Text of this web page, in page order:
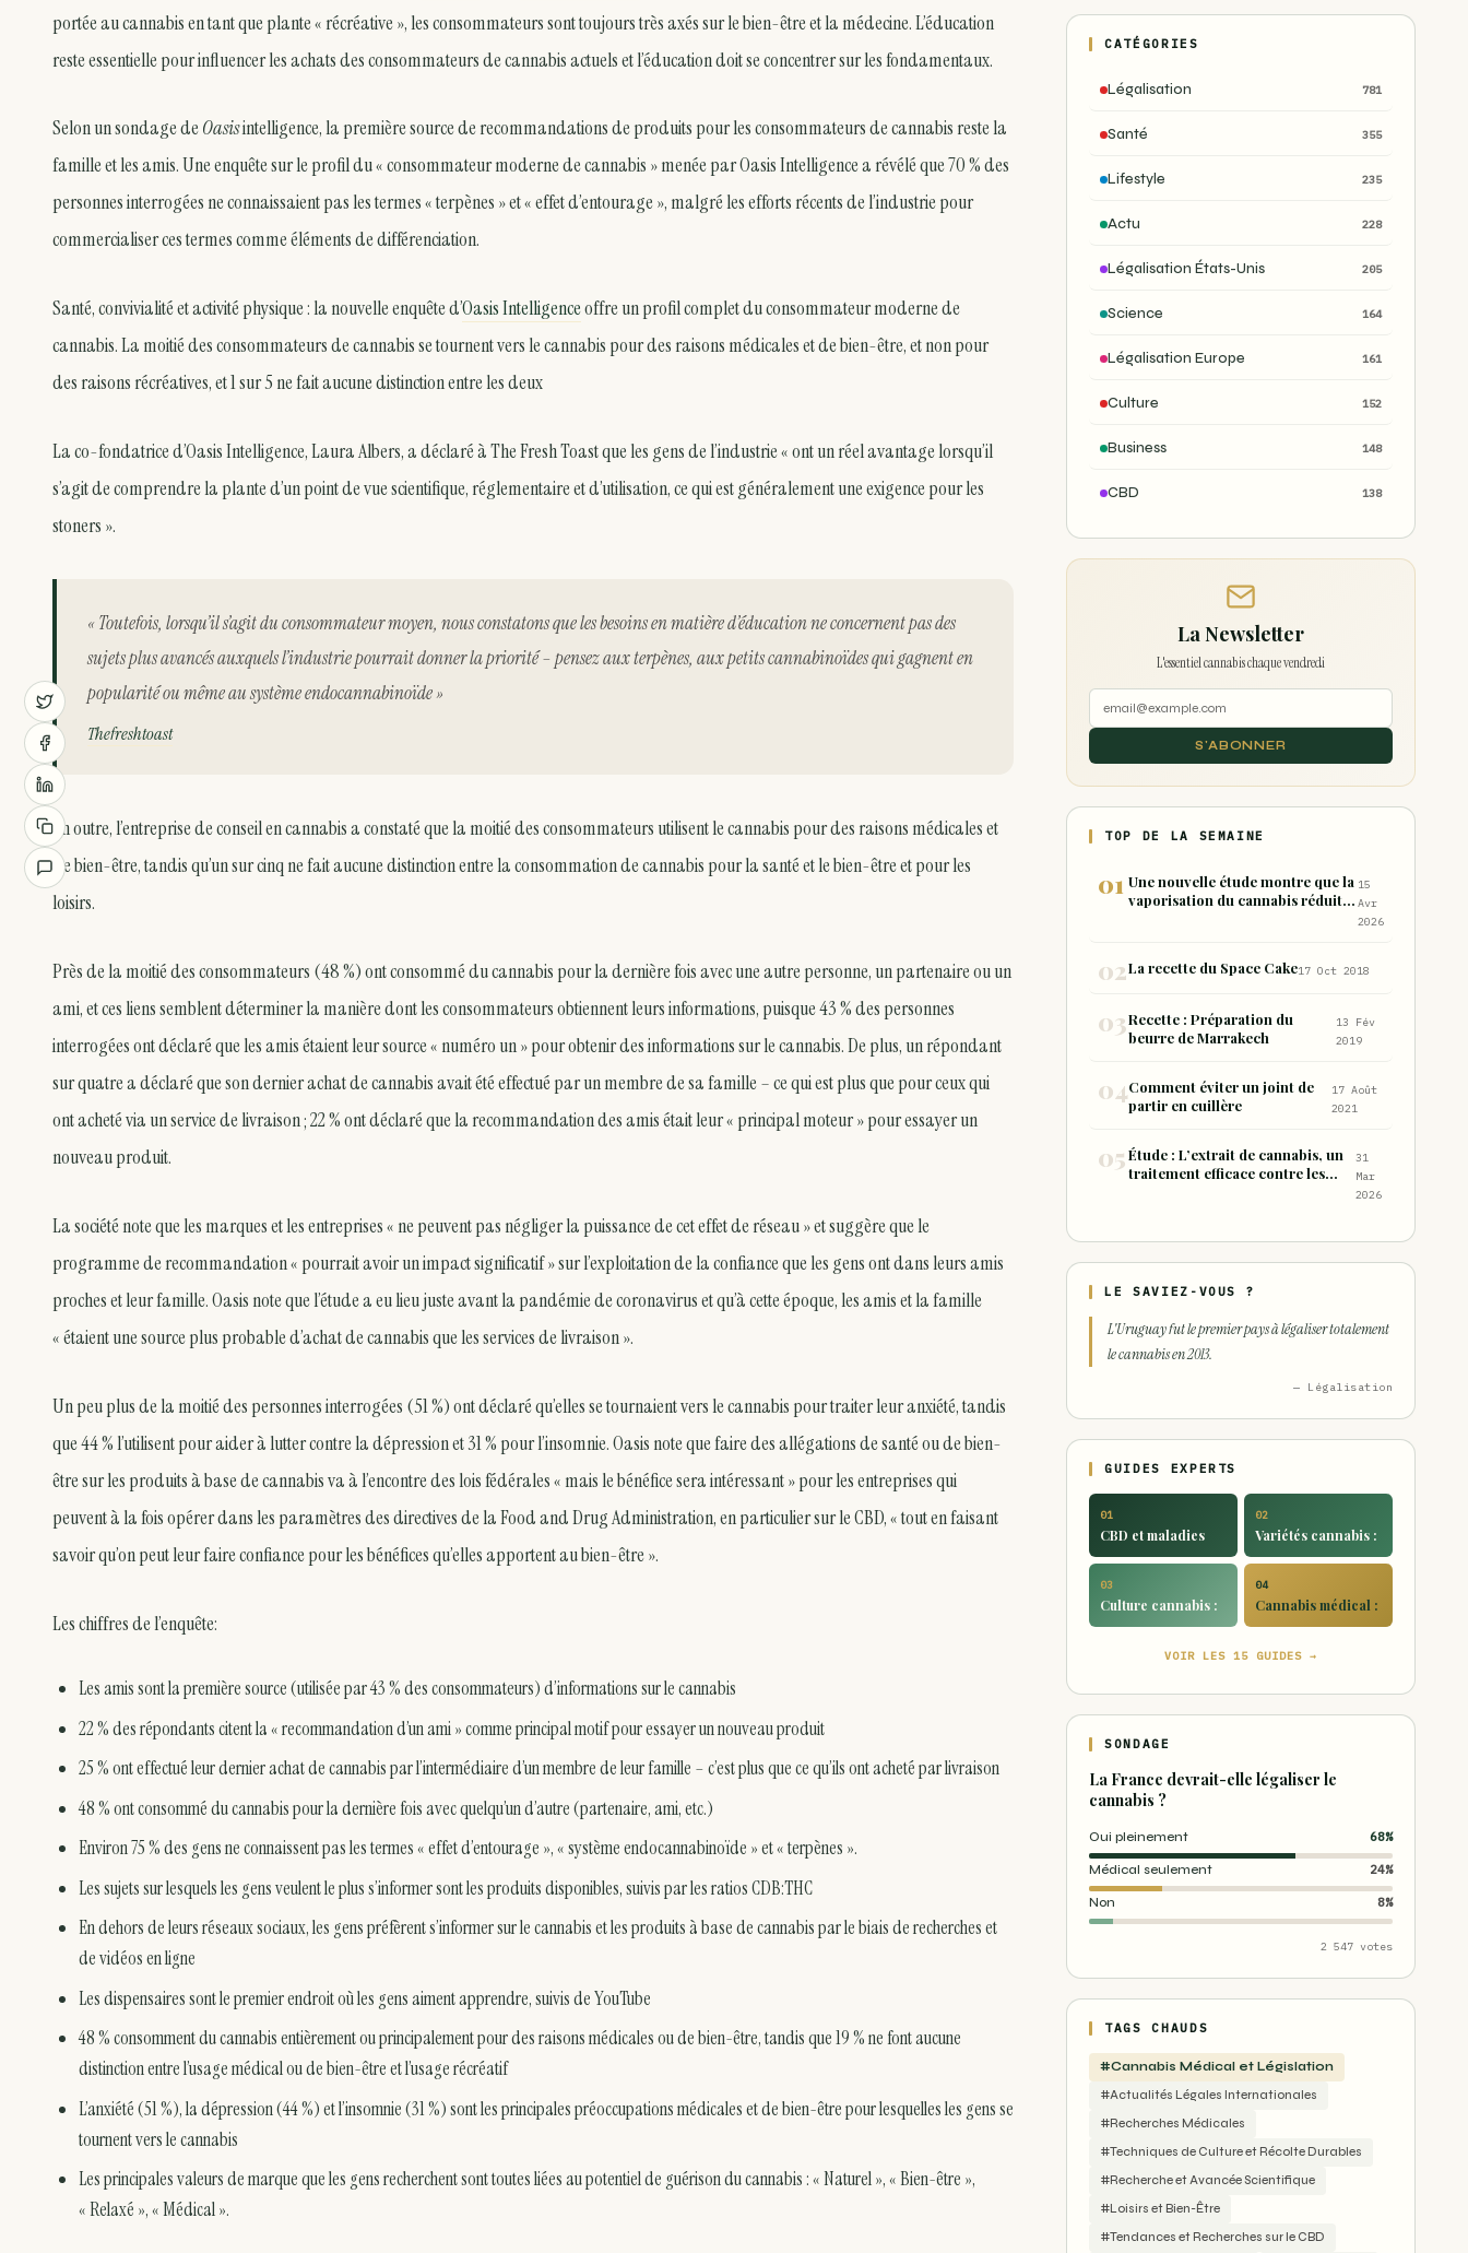
portée au cannabis en tant que plante « récréative », les consommateurs sont toujours très axés sur le bien-être et la médecine. L’éducation
reste essentielle pour influencer les achats des consommateurs de cannabis actuels et l’éducation doit se concentrer sur les fondamentaux.
Selon un sondage deOasisintelligence, la première source de recommandations de produits pour les consommateurs de cannabis reste la
famille et les amis. Une enquête sur le profil du « consommateur moderne de cannabis » menée par Oasis Intelligence a révélé que 70 % des
personnes interrogées ne connaissaient pas les termes « terpènes » et « effet d’entourage », malgré les efforts récents de l’industrie pour
commercialiser ces termes comme éléments de différenciation.
Santé, convivialité et activité physique : la nouvelle enquête d’Oasis Intelligenceoffre un profil complet du consommateur moderne de
cannabis. La moitié des consommateurs de cannabis se tournent vers le cannabis pour des raisons médicales et de bien-être, et non pour
des raisons récréatives, et 1 sur 5 ne fait aucune distinction entre les deux
La co-fondatrice d’Oasis Intelligence, Laura Albers, a déclaré à The Fresh Toast que les gens de l’industrie « ont un réel avantage lorsqu’il
s’agit de comprendre la plante d’un point de vue scientifique, réglementaire et d’utilisation, ce qui est généralement une exigence pour les
stoners ».
« Toutefois, lorsqu’il s’agit du consommateur moyen, nous constatons que les besoins en matière d’éducation ne concernent pas des
sujets plus avancés auxquels l’industrie pourrait donner la priorité – pensez aux terpènes, aux petits cannabinoïdes qui gagnent en
popularité ou même au système endocannabinoïde »
Thefreshtoast
En outre, l’entreprise de conseil en cannabis a constaté que la moitié des consommateurs utilisent le cannabis pour des raisons médicales et
de bien-être, tandis qu’un sur cinq ne fait aucune distinction entre la consommation de cannabis pour la santé et le bien-être et pour les
loisirs.
Près de la moitié des consommateurs (48 %) ont consommé du cannabis pour la dernière fois avec une autre personne, un partenaire ou un
ami, et ces liens semblent déterminer la manière dont les consommateurs obtiennent leurs informations, puisque 43 % des personnes
interrogées ont déclaré que les amis étaient leur source « numéro un » pour obtenir des informations sur le cannabis. De plus, un répondant
sur quatre a déclaré que son dernier achat de cannabis avait été effectué par un membre de sa famille – ce qui est plus que pour ceux qui
ont acheté via un service de livraison ; 22 % ont déclaré que la recommandation des amis était leur « principal moteur » pour essayer un
nouveau produit.
La société note que les marques et les entreprises « ne peuvent pas négliger la puissance de cet effet de réseau » et suggère que le
programme de recommandation « pourrait avoir un impact significatif » sur l’exploitation de la confiance que les gens ont dans leurs amis
proches et leur famille. Oasis note que l’étude a eu lieu juste avant la pandémie de coronavirus et qu’à cette époque, les amis et la famille
« étaient une source plus probable d’achat de cannabis que les services de livraison ».
Un peu plus de la moitié des personnes interrogées (51 %) ont déclaré qu’elles se tournaient vers le cannabis pour traiter leur anxiété, tandis
que 44 % l’utilisent pour aider à lutter contre la dépression et 31 % pour l’insomnie. Oasis note que faire des allégations de santé ou de bien-
être sur les produits à base de cannabis va à l’encontre des lois fédérales « mais le bénéfice sera intéressant » pour les entreprises qui
peuvent à la fois opérer dans les paramètres des directives de la Food and Drug Administration, en particulier sur le CBD, « tout en faisant
savoir qu’on peut leur faire confiance pour les bénéfices qu’elles apportent au bien-être ».
Les chiffres de l’enquête:
Les amis sont la première source (utilisée par 43 % des consommateurs) d’informations sur le cannabis
22 % des répondants citent la « recommandation d’un ami » comme principal motif pour essayer un nouveau produit
25 % ont effectué leur dernier achat de cannabis par l’intermédiaire d’un membre de leur famille – c’est plus que ce qu’ils ont acheté par livraison
48 % ont consommé du cannabis pour la dernière fois avec quelqu’un d’autre (partenaire, ami, etc.)
Environ 75 % des gens ne connaissent pas les termes « effet d’entourage », « système endocannabinoïde » et « terpènes ».
Les sujets sur lesquels les gens veulent le plus s’informer sont les produits disponibles, suivis par les ratios CDB:THC
En dehors de leurs réseaux sociaux, les gens préfèrent s’informer sur le cannabis et les produits à base de cannabis par le biais de recherches et
de vidéos en ligne
Les dispensaires sont le premier endroit où les gens aiment apprendre, suivis de YouTube
48 % consomment du cannabis entièrement ou principalement pour des raisons médicales ou de bien-être, tandis que 19 % ne font aucune
distinction entre l’usage médical ou de bien-être et l’usage récréatif
L’anxiété (51 %), la dépression (44 %) et l’insomnie (31 %) sont les principales préoccupations médicales et de bien-être pour lesquelles les gens se
tournent vers le cannabis
Les principales valeurs de marque que les gens recherchent sont toutes liées au potentiel de guérison du cannabis : « Naturel », « Bien-être »,
« Relaxé », « Médical ».
CATÉGORIES
Légalisation 781
Santé 355
Lifestyle 235
Actu 228
Légalisation États-Unis 205
Science 164
Légalisation Europe 161
Culture 152
Business 148
CBD 138
La Newsletter
L'essentiel cannabis chaque vendredi
S'ABONNER
TOP DE LA SEMAINE
Une nouvelle étude montre que la
vaporisation du cannabis réduit
joint
15
Avr
2026
La recette du Space Cake17 Oct 2018
Recette : Préparation du
beurre de Marrakech
13 Fév
2019
Comment éviter un joint de
partir en cuillère
17 Août
2021
Étude : L’extrait de cannabis, un
traitement efficace contre les
31
Mar
2026
LE SAVIEZ-VOUS ?
L'Uruguay fut le premier pays à légaliser totalement
le cannabis en 2013.
— Légalisation
GUIDES EXPERTS
01
CBD et maladies
02
Variétés cannabis :
03
Culture cannabis :
04
Cannabis médical :
VOIR LES 15 GUIDES →
SONDAGE
La France devrait-elle légaliser le
cannabis ?
Oui pleinement 68%
Médical seulement 24%
Non 8%
2 547 votes
TAGS CHAUDS
#Cannabis Médical et Législation
#Actualités Légales Internationales
#Recherches Médicales
#Techniques de Culture et Récolte Durables
#Recherche et Avancée Scientifique
#Loisirs et Bien-Être
#Tendances et Recherches sur le CBD